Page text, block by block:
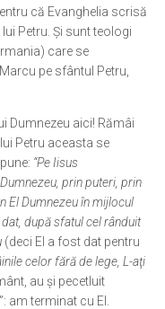
că Evanghelia scrisă
Petru. Şi sunt teologi
care se
pe sfântul Petru,
Dumnezeu aici! Rămâi
Petru aceasta se
“Pe Iisus
prin puteri, prin
El Dumnezeu în mijlocul
după sfatul cel rânduit
(deci El a fost dat pentru
celor fără de lege, L-aţi
au şi pecetluit
am terminat cu El.